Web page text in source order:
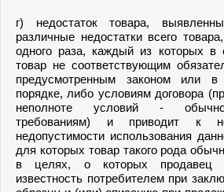
г) недостаток товара,
различные недостатки всего
одного раза, каждый из которых в
товар не соответствующим
предусмотренным законом или в
порядке, либо условиям договора
неполноте условий -
требованиям) и приводит к
недопустимости использования
для которых товар такого рода
в целях, о которых продавец
известность потребителем при